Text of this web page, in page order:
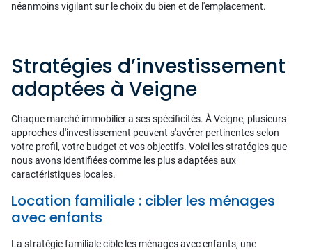
néanmoins vigilant sur le choix du bien et de l'emplacement.
Stratégies d’investissement
adaptées à Veigne
Chaque marché immobilier a ses spécificités. À Veigne, plusieurs
approches d'investissement peuvent s'avérer pertinentes selon
votre profil, votre budget et vos objectifs. Voici les stratégies que
nous avons identifiées comme les plus adaptées aux
caractéristiques locales.
Location familiale : cibler les ménages
avec enfants
La stratégie familiale cible les ménages avec enfants, une